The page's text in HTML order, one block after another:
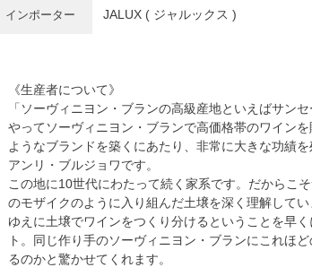
インポーター JALUX ( ジャルックス )
《生産者について》
「ソーヴィニヨン・ブランの高級産地といえばサンセ
やってソーヴィニヨン・ブランで高価格帯のワインを
ようなブランドを築くにあたり、非常に大きな功績
アンリ・ブルジョワです。
この地に10世代にわたって続く家系です。だからこ
のモザイクのように入り組んだ土壌を深く理解して
ゆえに土壌でワインをつくり分けるということを早く
ト。同じ作り手のソーヴィニヨン・ブランにこれほ
るのかと驚かせてくれます。